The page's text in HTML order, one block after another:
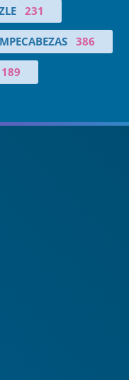
231
386
189